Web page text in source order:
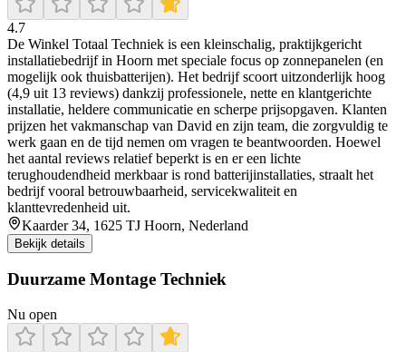
4.7
De Winkel Totaal Techniek is een kleinschalig, praktijkgericht
installatiebedrijf in Hoorn met speciale focus op zonnepanelen (en
mogelijk ook thuisbatterijen). Het bedrijf scoort uitzonderlijk hoog
(4,9 uit 13 reviews) dankzij professionele, nette en klantgerichte
installatie, heldere communicatie en scherpe prijsopgaven. Klanten
prijzen het vakmanschap van David en zijn team, die zorgvuldig te
werk gaan en de tijd nemen om vragen te beantwoorden. Hoewel
het aantal reviews relatief beperkt is en er een lichte
terughoudendheid merkbaar is rond batterijinstallaties, straalt het
bedrijf vooral betrouwbaarheid, servicekwaliteit en
klanttevredenheid uit.
Kaarder 34, 1625 TJ Hoorn, Nederland
Bekijk details
Duurzame Montage Techniek
Nu open